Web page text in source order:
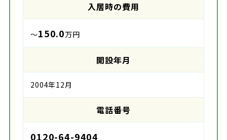
入居時の費用
～150.0万円
開設年月
2004年12月
電話番号
0120-64-9404